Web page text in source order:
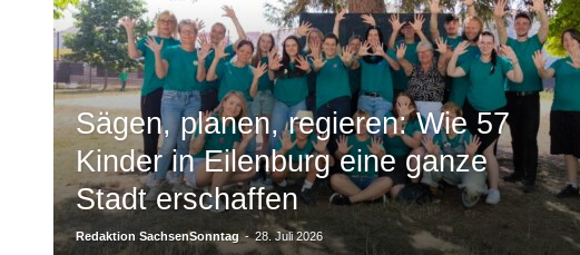
Sägen, planen, regieren: Wie 57
Kinder in Eilenburg eine ganze
Stadt erschaffen
Redaktion SachsenSonntag - 28. Juli 2026